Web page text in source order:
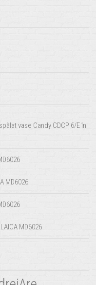
vase Candy CDCP 6/E în
MD6026
MD6026